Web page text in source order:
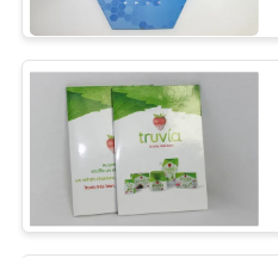
ขอ
ใบ
เสนอ
ราคา
โบรชัวร์ก